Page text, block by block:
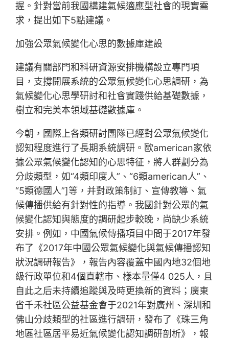
握。針對當前我國構建氣候適應型社會的現實需
求，提出如下5點建議。
加強公眾氣候變化心思的數據庫建設
建議有關部門和科研資源安排機構設立專門項
目，支撐開展系統的公眾氣候變化心思調研，為
氣候變化心思學研討和社會實踐供給基礎數據，
樹立和完美本領域基礎數據庫。
今朝，國際上各類研討團隊已經對公眾氣候變化
認知程度進行了長期系統調研。歐american家依
據公眾氣候變化認知的心思特征，將人群劃分為
分歧類型，如“4類印度人”、“6類american人”、
“5類德國人”]等，并對政策制訂、宣傳教導、氣
候傳播供給有針對性的指導。我國針對公眾的氣
候變化認知與態度的調研起步較晚，尚缺少系統
安排。例如，中國氣候傳播項目中間于2017年發
布了《2017年中國公眾氣候變化與氣候傳播認知
狀況調研報告》，報告內容覆蓋中國內地32個地
級行政單位和4個直轄市、樣本量僅4 025人，且
自此之后未持續追蹤與及時更換新的資料；廣東
省千禾社區公益基金會于2021年對廣州、深圳和
佛山分歧類型的社區進行調研，發布了《珠三角
地區社區居平易近氣候變化認知調研剖析》，報